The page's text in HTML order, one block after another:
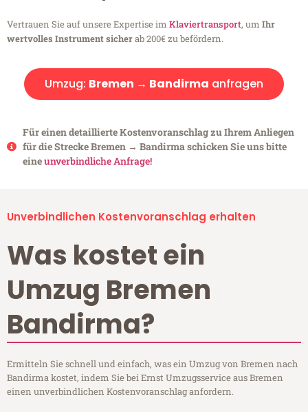
Vertrauen Sie auf unsere Expertise im Klaviertransport, um Ihr
wertvolles Instrument sicherab 200€ zu befördern.
Umzug: Bremen → Bandirma anfragen
Für einen detaillierte Kostenvoranschlag zu Ihrem Anliegen
für die Strecke Bremen → Bandirma schicken Sie uns bitte
eineunverbindliche Anfrage!
Unverbindlichen Kostenvoranschlag erhalten
Was kostet ein
Umzug Bremen
Bandirma?
Ermitteln Sie schnell und einfach, was ein Umzug von Bremen nach
Bandirma kostet, indem Sie bei Ernst Umzugsservice aus Bremen
einen unverbindlichen Kostenvoranschlag anfordern.